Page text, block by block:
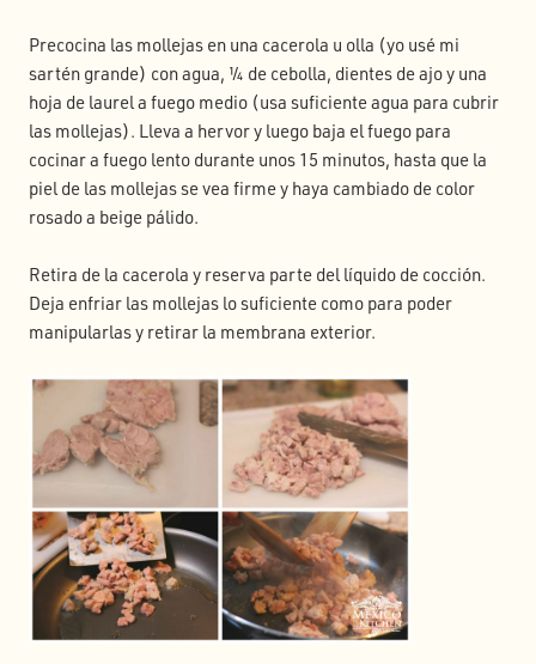
Precocina las mollejas en una cacerola u olla (yo usé mi
sartén grande) con agua, ¼ de cebolla, dientes de ajo y una
hoja de laurel a fuego medio (usa suficiente agua para cubrir
las mollejas). Lleva a hervor y luego baja el fuego para
cocinar a fuego lento durante unos 15 minutos, hasta que la
piel de las mollejas se vea firme y haya cambiado de color
rosado a beige pálido.
Retira de la cacerola y reserva parte del líquido de cocción.
Deja enfriar las mollejas lo suficiente como para poder
manipularlas y retirar la membrana exterior.